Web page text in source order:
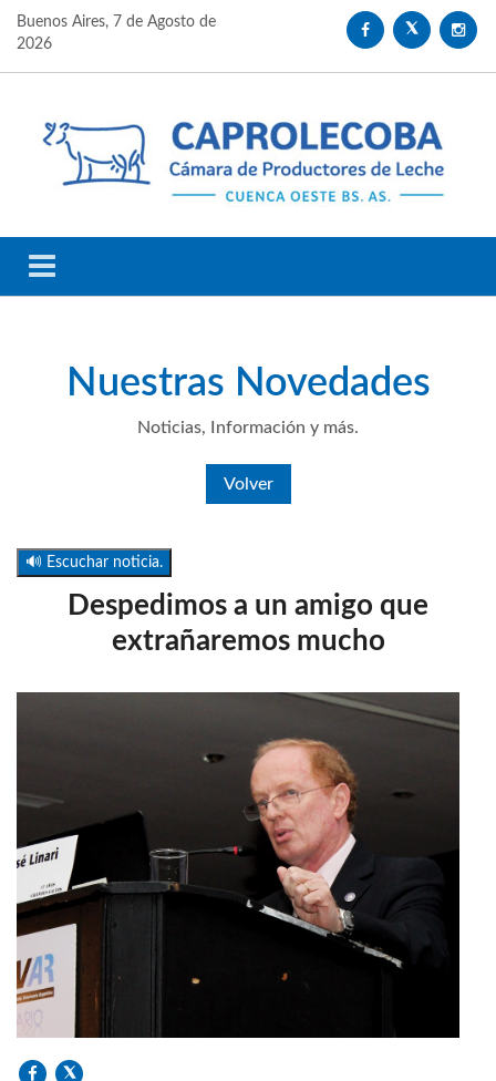
Buenos Aires, 7 de Agosto de
2026
Nuestras Novedades
Noticias, Información y más.
Volver
🔊 Escuchar noticia.
Despedimos a un amigo que
extrañaremos mucho